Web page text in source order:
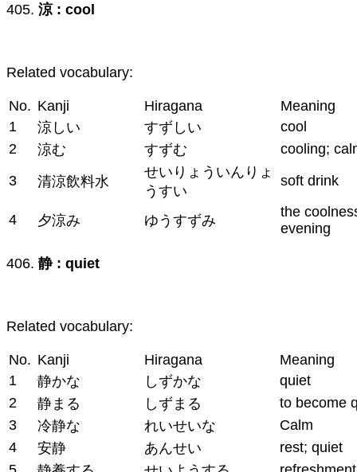
405. 涼 : cool
Related vocabulary:
No. Kanji Hiragana
Meaning
1
涼しい すずしい
cool
2
涼む すずむ
cooling;
3
清涼飲料水
せいりょういんりょ
うすい
soft drink
4 夕涼み ゆうすずみ
the
evening
406. 静 : quiet
Related vocabulary:
No. Kanji Hiragana
Meaning
1
静かな しずかな
quiet
2
静まる しずまる
to become
3
冷静な れいせいな
Calm
4
安静 あんせい
rest; quiet